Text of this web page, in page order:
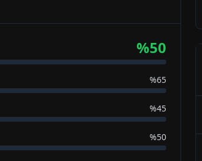
%50
%65
%45
%50